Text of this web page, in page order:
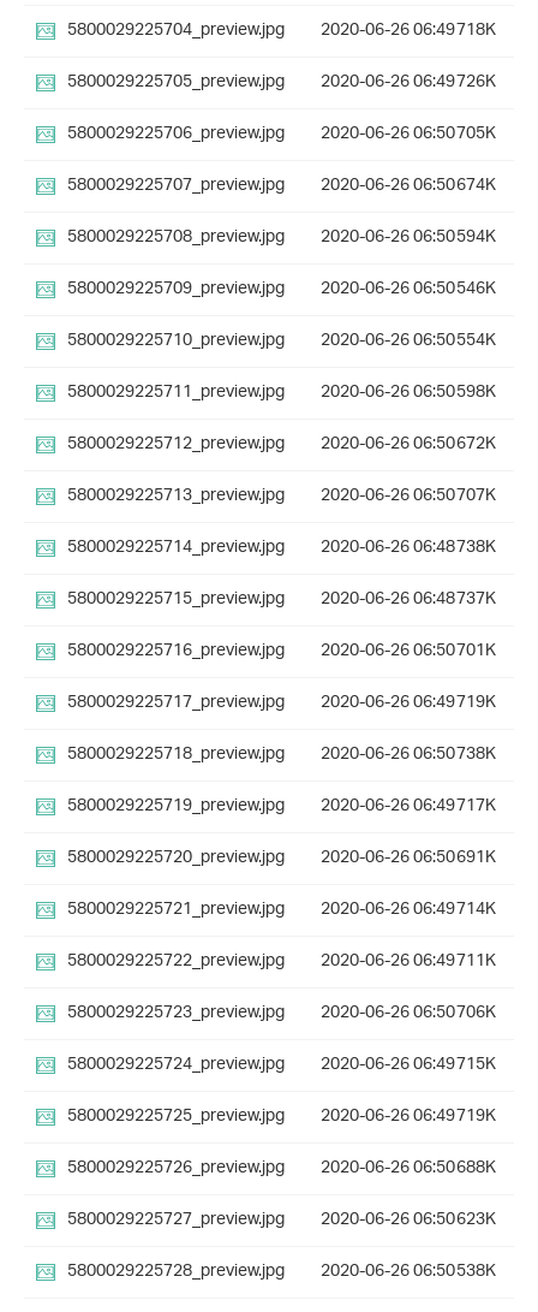
5800029225704_preview.jpg
2020-06-26 06:49718K
5800029225705_preview.jpg
2020-06-26 06:49726K
5800029225706_preview.jpg
2020-06-26 06:50705K
5800029225707_preview.jpg
2020-06-26 06:50674K
5800029225708_preview.jpg
2020-06-26 06:50594K
5800029225709_preview.jpg
2020-06-26 06:50546K
5800029225710_preview.jpg
2020-06-26 06:50554K
5800029225711_preview.jpg
2020-06-26 06:50598K
5800029225712_preview.jpg
2020-06-26 06:50672K
5800029225713_preview.jpg
2020-06-26 06:50707K
5800029225714_preview.jpg
2020-06-26 06:48738K
5800029225715_preview.jpg
2020-06-26 06:48737K
5800029225716_preview.jpg
2020-06-26 06:50701K
5800029225717_preview.jpg
2020-06-26 06:49719K
5800029225718_preview.jpg
2020-06-26 06:50738K
5800029225719_preview.jpg
2020-06-26 06:49717K
5800029225720_preview.jpg
2020-06-26 06:50691K
5800029225721_preview.jpg
2020-06-26 06:49714K
5800029225722_preview.jpg
2020-06-26 06:49711K
5800029225723_preview.jpg
2020-06-26 06:50706K
5800029225724_preview.jpg
2020-06-26 06:49715K
5800029225725_preview.jpg
2020-06-26 06:49719K
5800029225726_preview.jpg
2020-06-26 06:50688K
5800029225727_preview.jpg
2020-06-26 06:50623K
5800029225728_preview.jpg
2020-06-26 06:50538K